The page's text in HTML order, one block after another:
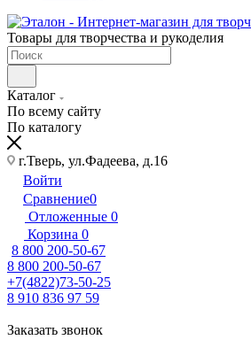
Товары для творчества и рукоделия
Каталог
По всему сайту
По каталогу
г.Тверь, ул.Фадеева, д.16
Войти
Сравнение0
Отложенные 0
Корзина 0
8 800 200-50-67
8 800 200-50-67
+7(4822)73-50-25
8 910 836 97 59
Заказать звонок